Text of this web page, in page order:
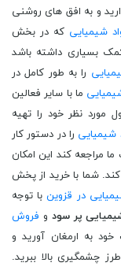
و به افق های روشنی
شیمیایی که در بخش
بسیاری داشته باشد
را به طور کامل در
ما با سایر فعالین
مورد نظر خود را تهیه
شیمیایی را در دستور کار
مراجعه کند این امکان
شما با خرید از پخش
در قزوینبا توجه
پر سود و فروش
خود به ارمغان آورید و
چشمگیری بالا ببرید.